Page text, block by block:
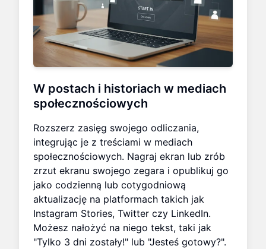
W postach i historiach w mediach
społecznościowych
Rozszerz zasięg swojego odliczania,
integrując je z treściami w mediach
społecznościowych. Nagraj ekran lub zrób
zrzut ekranu swojego zegara i opublikuj go
jako codzienną lub cotygodniową
aktualizację na platformach takich jak
Instagram Stories, Twitter czy LinkedIn.
Możesz nałożyć na niego tekst, taki jak
"Tylko 3 dni zostały!" lub "Jesteś gotowy?".